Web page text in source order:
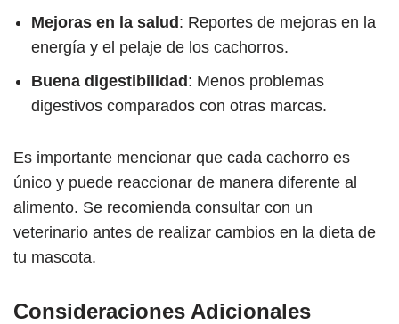
Mejoras en la salud: Reportes de mejoras en la
energía y el pelaje de los cachorros.
Buena digestibilidad: Menos problemas
digestivos comparados con otras marcas.
Es importante mencionar que cada cachorro es
único y puede reaccionar de manera diferente al
alimento. Se recomienda consultar con un
veterinario antes de realizar cambios en la dieta de
tu mascota.
Consideraciones Adicionales